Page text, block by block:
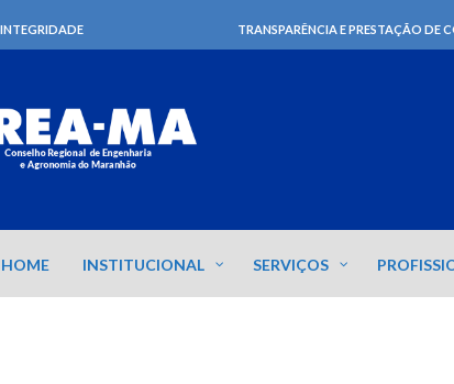
TRANSPARÊNCIA E PRESTAÇÃO DE
HOME INSTITUCIONAL SERVIÇOS